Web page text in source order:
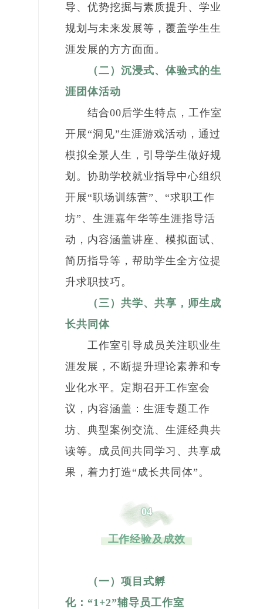
导、优势挖掘与素质提升、学业
规划与未来发展等，覆盖学生生
涯发展的方方面面。
（二）沉浸式、体验式的生
涯团体活动
结合00后学生特点，工作室
开展“洞见”生涯游戏活动，通过
模拟全景人生，引导学生做好规
划。协助学校就业指导中心组织
开展“职场训练营”、“求职工作
坊”、生涯嘉年华等生涯指导活
动，内容涵盖讲座、模拟面试、
简历指导等，帮助学生全方位提
升求职技巧。
（三）共学、共享，师生成
长共同体
工作室引导成员关注职业生
涯发展，不断提升理论素养和专
业化水平。定期召开工作室会
议，内容涵盖：生涯专题工作
坊、典型案例交流、生涯经典共
读等。成员间共同学习、共享成
果，着力打造“成长共同体”。
04
工作经验及成效
（一）项目式孵
化：“1+2”辅导员工作室